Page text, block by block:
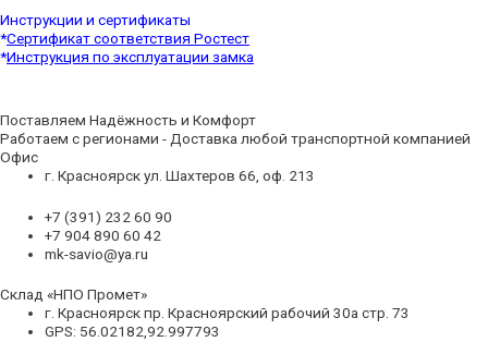
Инструкции и сертификаты
*Сертификат соответствия Ростест
*Инструкция по эксплуатации замка
Поставляем Надёжность и Комфорт
Работаем с регионами - Доставка любой транспортной компанией
Офис
г. Красноярск ул. Шахтеров 66, оф. 213
+7 (391) 232 60 90
+7 904 890 60 42
mk-savio@ya.ru
Склад «НПО Промет»
г. Красноярск пр. Красноярский рабочий 30а стр. 73
GPS: 56.02182,92.997793